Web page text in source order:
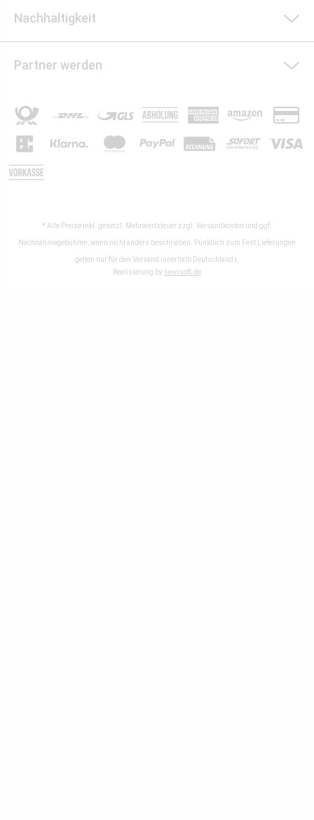
Nachhaltigkeit
Partner werden
* Alle Preise inkl. gesetzl. Mehrwertsteuer zzgl. Versandkosten und ggf.
Nachnahmegebühren, wenn nicht anders beschrieben. Pünktlich zum Fest Lieferungen
gelten nur für den Versand innerhalb Deutschlands.
Realisierung by sewisoft.de